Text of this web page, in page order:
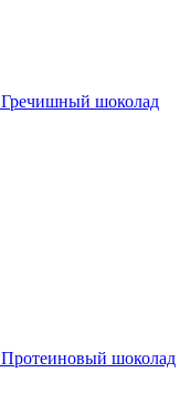
Гречишный шоколад
Протеиновый шоколад